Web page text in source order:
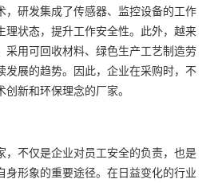
，研发集成了传感器、监控设备的工作
理状态，提升工作安全性。此外，越来
采用可回收材料、绿色生产工艺制造劳
发展的趋势。因此，企业在采购时，不
新和环保理念的厂家。
，不仅是企业对员工安全的负责，也是
身形象的重要途径。在日益变化的行业